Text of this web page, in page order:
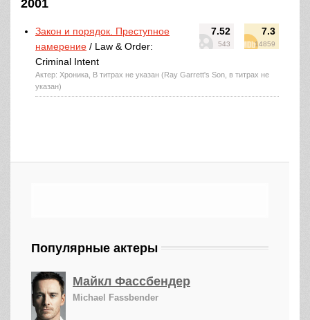
2001
7.52
543
7.3
14859
Закон и порядок. Преступное
намерение / Law & Order:
Criminal Intent
Актер: Хроника, В титрах не указан (Ray Garrett's Son, в титрах не
указан)
Популярные актеры
Майкл Фассбендер
Michael Fassbender